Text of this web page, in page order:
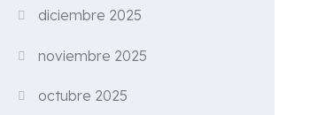
diciembre 2025
noviembre 2025
octubre 2025